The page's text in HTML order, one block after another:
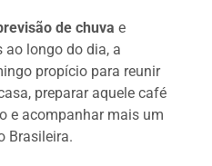
de chuva e
ao longo do dia, a
propício para reunir
preparar aquele café
e acompanhar mais um
Brasileira.